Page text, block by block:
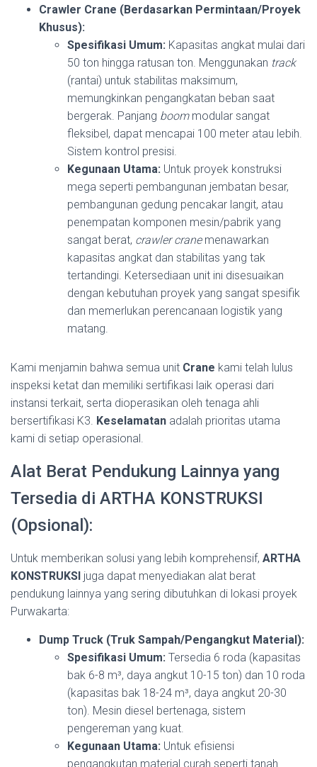
Crawler Crane (Berdasarkan Permintaan/Proyek
Khusus):
Spesifikasi Umum: Kapasitas angkat mulai dari
50 ton hingga ratusan ton. Menggunakan track
(rantai) untuk stabilitas maksimum,
memungkinkan pengangkatan beban saat
bergerak. Panjang boommodular sangat
fleksibel, dapat mencapai 100 meter atau lebih.
Sistem kontrol presisi.
Kegunaan Utama: Untuk proyek konstruksi
mega seperti pembangunan jembatan besar,
pembangunan gedung pencakar langit, atau
penempatan komponen mesin/pabrik yang
sangat berat, crawler cranemenawarkan
kapasitas angkat dan stabilitas yang tak
tertandingi. Ketersediaan unit ini disesuaikan
dengan kebutuhan proyek yang sangat spesifik
dan memerlukan perencanaan logistik yang
matang.
Kami menjamin bahwa semua unit Crane kami telah lulus
inspeksi ketat dan memiliki sertifikasi laik operasi dari
instansi terkait, serta dioperasikan oleh tenaga ahli
bersertifikasi K3. Keselamatan adalah prioritas utama
kami di setiap operasional.
Alat Berat Pendukung Lainnya yang
Tersedia di ARTHA KONSTRUKSI
(Opsional):
Untuk memberikan solusi yang lebih komprehensif, ARTHA
KONSTRUKSI juga dapat menyediakan alat berat
pendukung lainnya yang sering dibutuhkan di lokasi proyek
Purwakarta:
Dump Truck (Truk Sampah/Pengangkut Material):
Spesifikasi Umum: Tersedia 6 roda (kapasitas
bak 6-8 m³, daya angkut 10-15 ton) dan 10 roda
(kapasitas bak 18-24 m³, daya angkut 20-30
ton). Mesin diesel bertenaga, sistem
pengereman yang kuat.
Kegunaan Utama: Untuk efisiensi
pengangkutan material curah seperti tanah